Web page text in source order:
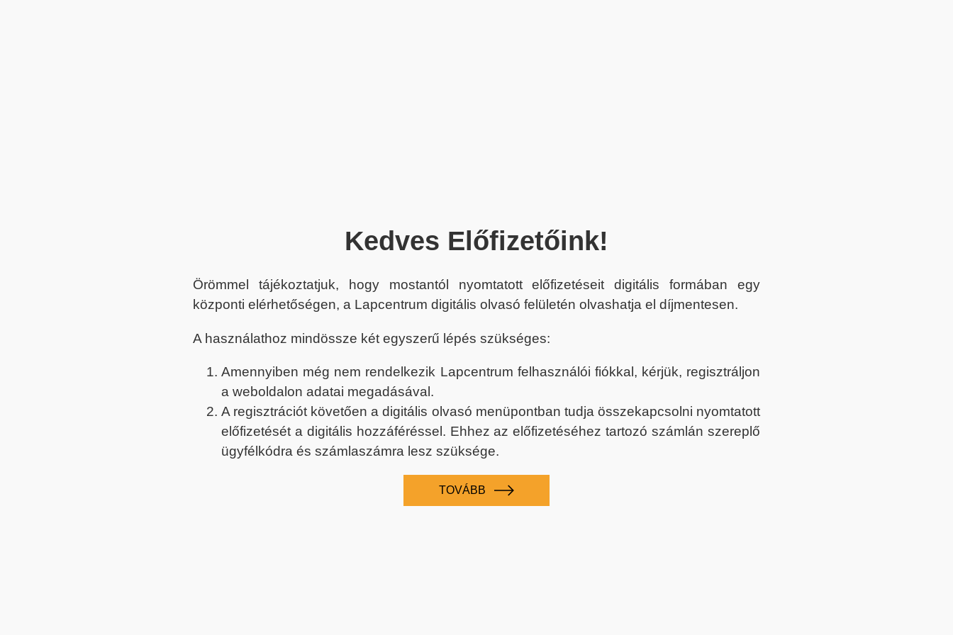
Kedves Előfizetőink!
Örömmel tájékoztatjuk, hogy mostantól nyomtatott előfizetéseit digitális formában egy
központi elérhetőségen, a Lapcentrum digitális olvasó felületén olvashatja el díjmentesen.
A használathoz mindössze két egyszerű lépés szükséges:
Amennyiben még nem rendelkezik Lapcentrum felhasználói fiókkal, kérjük, regisztráljon
a weboldalon adatai megadásával.
A regisztrációt követően a digitális olvasó menüpontban tudja összekapcsolni nyomtatott
előfizetését a digitális hozzáféréssel. Ehhez az előfizetéséhez tartozó számlán szereplő
ügyfélkódra és számlaszámra lesz szüksége.
TOVÁBB